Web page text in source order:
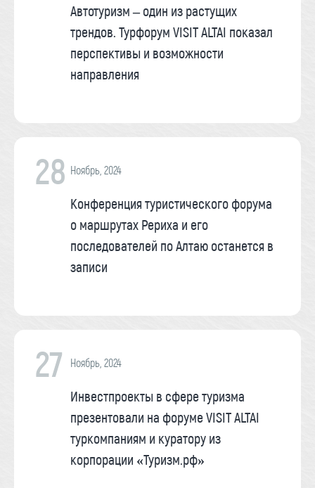
Автотуризм – один из растущих
трендов. Турфорум VISIT ALTAI показал
перспективы и возможности
направления
28 Ноябрь, 2024
Конференция туристического форума
о маршрутах Рериха и его
последователей по Алтаю останется в
записи
27 Ноябрь, 2024
Инвестпроекты в сфере туризма
презентовали на форуме VISIT ALTAI
туркомпаниям и куратору из
корпорации «Туризм.рф»